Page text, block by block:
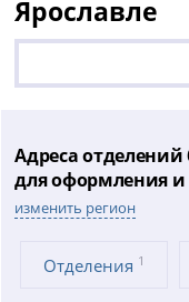
Ярославле
Адреса отделений
для оформления и
изменить регион
Отделения 1